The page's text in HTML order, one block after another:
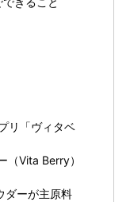
リ「ヴィタベ
（Vita Berry）
ダーが主原料